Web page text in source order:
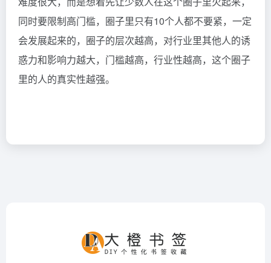
同时要限制高门槛，圈子里只有10个人都不要紧，一定
会发展起来的，圈子的层次越高，对行业里其他人的诱
惑力和影响力越大，门槛越高，行业性越高，这个圈子
里的人的真实性越强。